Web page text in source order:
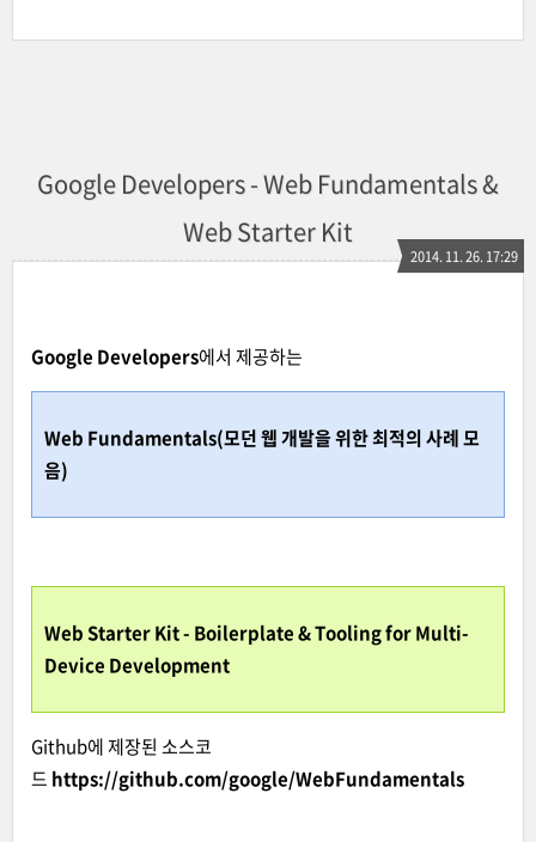
Google Developers - Web Fundamentals &
Web Starter Kit
2014. 11. 26. 17:29
Google Developers에서 제공하는
Web Fundamentals(모던 웹 개발을 위한 최적의 사례 모
음)
Web Starter Kit - Boilerplate & Tooling for Multi-
Device Development
Github에 제장된 소스코
드 https://github.com/google/WebFundamentals